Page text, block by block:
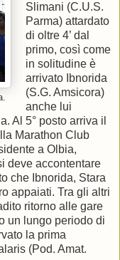
Slimani (C.U.S.
Parma) attardato
di oltre 4’ dal
primo, così come
in solitudine è
arrivato Ibnorida
(S.G. Amsicora)
anche lui
Al 5° posto arriva il
Marathon Club
a Olbia,
deve accontentare
che Ibnorida, Stara
appaiati. Tra gli altri
ritorno alle gare
un lungo periodo di
la prima
(Pod. Amat.